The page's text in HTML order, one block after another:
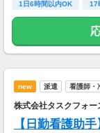
緊急訪問手当：
子ども手当：
書類作成手当：
役職手当
交通費（上限あり
【交通費】
1日6時間以内OK
17
new 派遣 看護師・
株式会社タスクフォー
【日勤看護助